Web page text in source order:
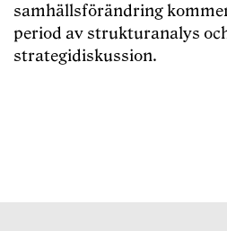
samhällsförändring
period av strukturanalys
strategidiskussion.